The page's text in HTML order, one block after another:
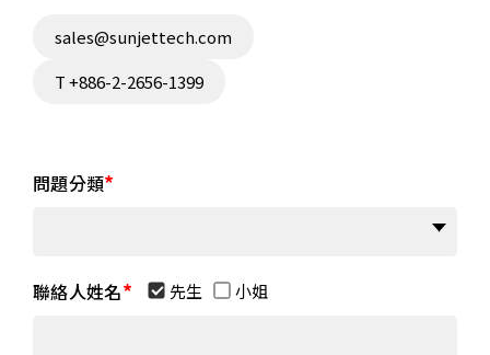
sales@sunjettech.com
T +886-2-2656-1399
問題分類
聯絡人姓名 先生 小姐